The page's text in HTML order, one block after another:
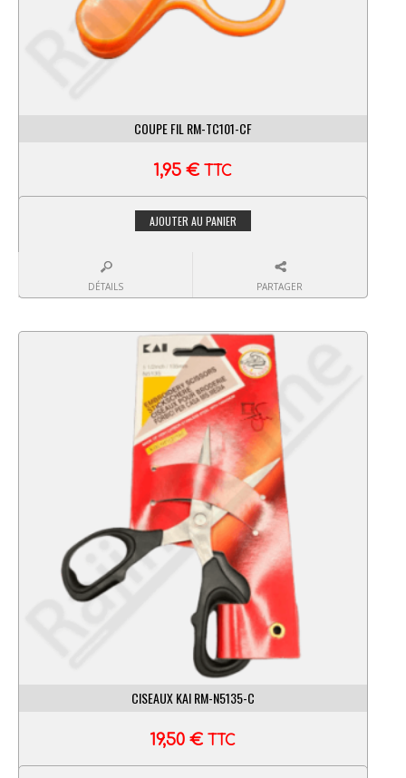
COUPE FIL RM-TC101-CF
1,95€ TTC
AJOUTER AU PANIER
DÉTAILS PARTAGER
CISEAUX KAI RM-N5135-C
19,50€ TTC